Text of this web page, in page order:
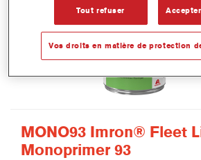
MONO93 Imron® Fleet
Monoprimer 93
Tout refuser
Vos droits en matière de protection